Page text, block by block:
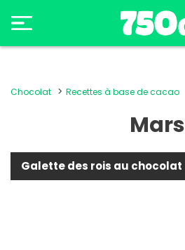
Chocolat Recettes à base de cacao
Mars
Galette des rois au chocolat